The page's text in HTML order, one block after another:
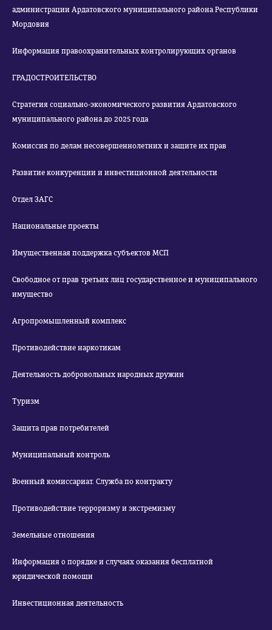
администрации Ардатовского муниципального района Республики
Мордовия
Информация правоохранительных контролирующих органов
ГРАДОСТРОИТЕЛЬСТВО
Стратегия социально-экономического развития Ардатовского
муниципального района до 2025 года
Комиссия по делам несовершеннолетних и защите их прав
Развитие конкуренции и инвестиционной деятельности
Отдел ЗАГС
Национальные проекты
Имущественная поддержка субъектов МСП
Свободное от прав третьих лиц государственное и муниципального
имущество
Агропромышленный комплекс
Противодействие наркотикам
Деятельность добровольных народных дружин
Туризм
Защита прав потребителей
Муниципальный контроль
Военный комиссариат. Служба по контракту
Противодействие терроризму и экстремизму
Земельные отношения
Информация о порядке и случаях оказания бесплатной
юридической помощи
Инвестиционная деятельность